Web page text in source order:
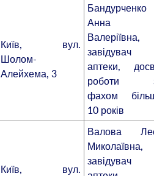
Київ, вул.
Шолом-
Алейхема, 3
Бандурченко
Анна
Валеріївна,
завідувач
аптеки,
роботи
фахом
10 років
Київ, вул.
Валова
Миколаївна,
завідувач